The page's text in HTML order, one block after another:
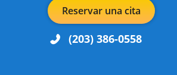
Reservar una cita
(203) 386-0558